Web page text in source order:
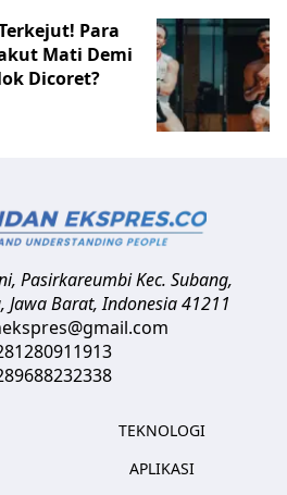
Para
Mati Demi
Dicoret?
Pasirkareumbi Kec. Subang,
Jawa Barat,Indonesia41211
TEKNOLOGI
APLIKASI